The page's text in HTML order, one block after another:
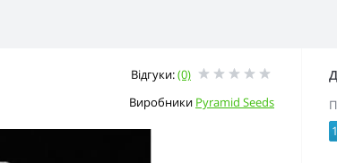
Відгуки:(0)
Виробники Pyramid Seeds